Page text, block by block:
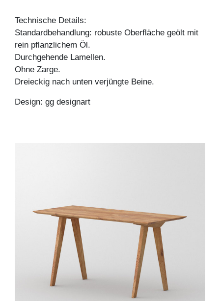
Technische Details:
Standardbehandlung: robuste Oberfläche geölt mit
rein pflanzlichem Öl.
Durchgehende Lamellen.
Ohne Zarge.
Dreieckig nach unten verjüngte Beine.
Design: gg designart